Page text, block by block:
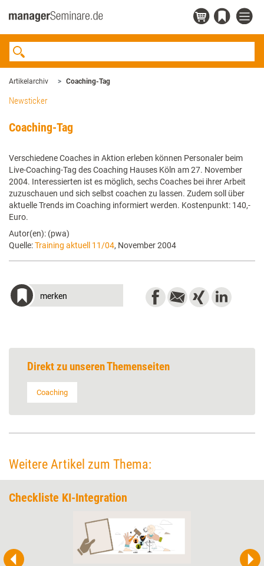
Artikelarchiv Coaching-Tag
Newsticker
Coaching-Tag
Verschiedene Coaches in Aktion erleben können Personaler beim
Live-Coaching-Tag des Coaching Hauses Köln am 27. November
2004. Interessierten ist es möglich, sechs Coaches bei ihrer Arbeit
zuzuschauen und sich selbst coachen zu lassen. Zudem soll über
aktuelle Trends im Coaching informiert werden. Kostenpunkt: 140,-
Euro.
Autor(en): (pwa)
Quelle:Training aktuell 11/04, November 2004
merken
Direkt zu unseren Themenseiten
Coaching
Weitere Artikel zum Thema:
Checkliste KI-Integration